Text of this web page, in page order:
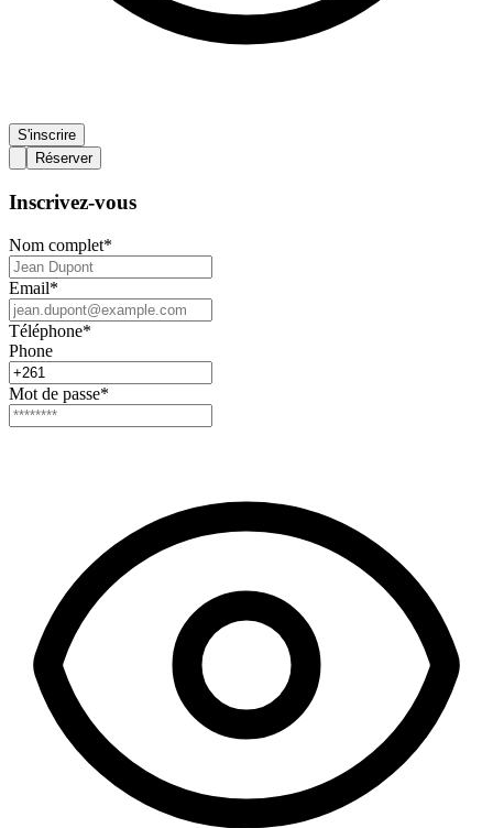
S'inscrire
Réserver
Inscrivez-vous
Nom complet*
Email*
Téléphone*
Phone
Mot de passe*